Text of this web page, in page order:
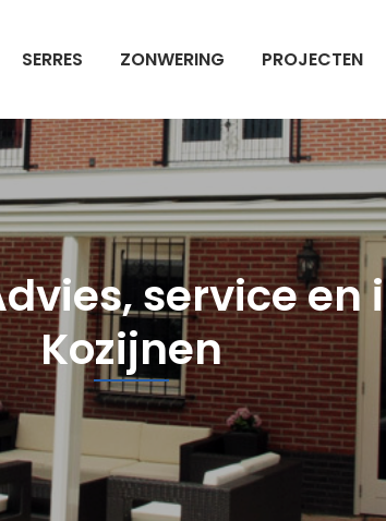
SERRES ZONWERING PROJECTEN
service en
Kozijnen